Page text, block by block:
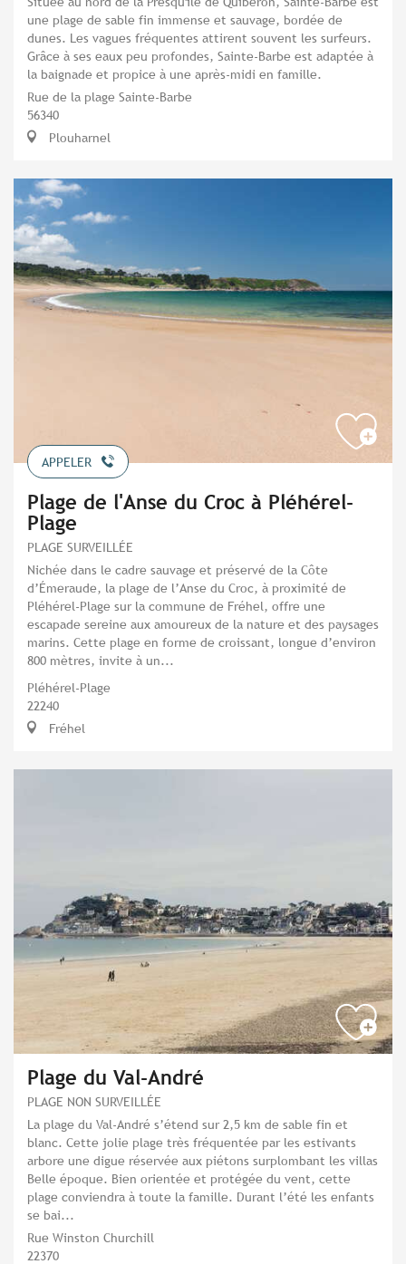
une plage de sable fin immense et sauvage, bordée de
dunes. Les vagues fréquentes attirent souvent les surfeurs.
Grâce à ses eaux peu profondes, Sainte-Barbe est adaptée à
la baignade et propice à une après-midi en famille.
Rue de la plage Sainte-Barbe
56340
Plouharnel
APPELER
Plage de l'Anse du Croc à Pléhérel-
Plage
PLAGE SURVEILLÉE
Nichée dans le cadre sauvage et préservé de la Côte
d’Émeraude, la plage de l’Anse du Croc, à proximité de
Pléhérel-Plage sur la commune de Fréhel, offre une
escapade sereine aux amoureux de la nature et des paysages
marins. Cette plage en forme de croissant, longue d’environ
800 mètres, invite à un...
Pléhérel-Plage
22240
Fréhel
Plage du Val-André
PLAGE NON SURVEILLÉE
La plage du Val-André s’étend sur 2,5 km de sable fin et
blanc. Cette jolie plage très fréquentée par les estivants
arbore une digue réservée aux piétons surplombant les villas
Belle époque. Bien orientée et protégée du vent, cette
plage conviendra à toute la famille. Durant l’été les enfants
se bai...
Rue Winston Churchill
22370